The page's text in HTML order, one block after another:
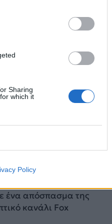
Sharing
which it
Policy
Ταϊβάν να μην
η οποία
όπου ο Κινέζος
για το θέμα του
και μετά,
ένα απόσπασμα της
κανάλι Fox